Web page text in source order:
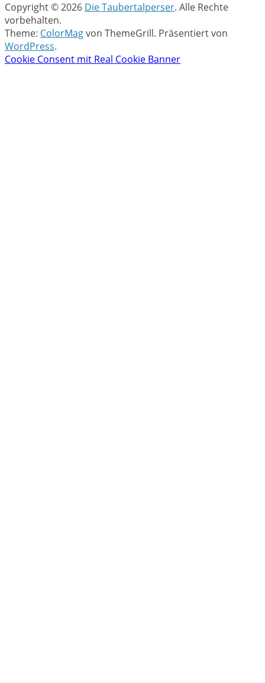
Copyright © 2026 Die Taubertalperser. Alle Rechte
vorbehalten.
Theme: ColorMagvon ThemeGrill. Präsentiert von
WordPress.
Cookie Consent mit Real Cookie Banner